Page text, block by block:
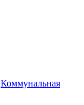
Коммунальная